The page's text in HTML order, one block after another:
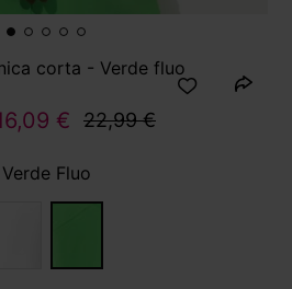
corta - Verde fluo
€ 22,99 €
Verde Fluo